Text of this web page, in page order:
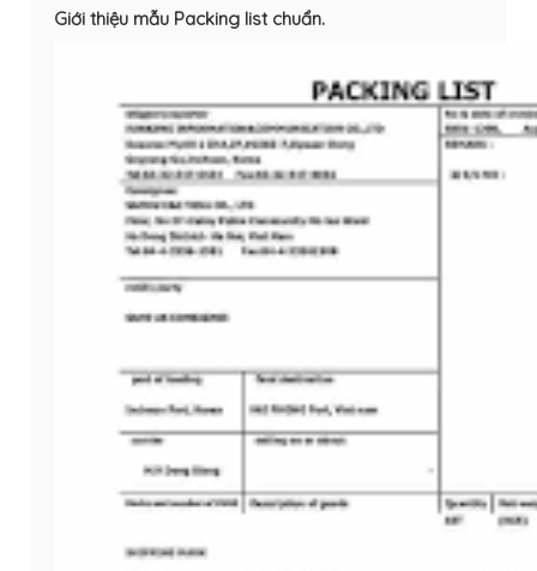
Giới thiệu mẫu Packing list chuẩn.